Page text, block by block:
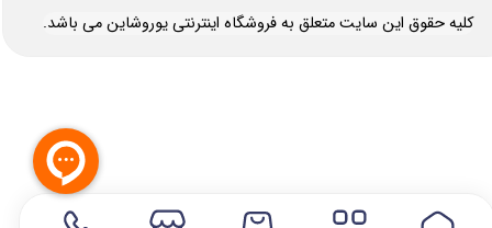
​کلیه حقوق این سایت متعلق به فروشگاه اینترنتی یوروشاین می باشد.